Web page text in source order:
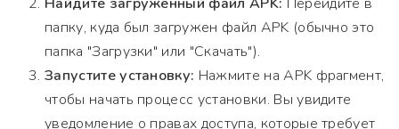
папку, куда был загружен файл APK (обычно это
папка "Загрузки" или "Скачать").
Запустите установку: Нажмите на APK фрагмент,
чтобы начать процесс установки. Вы увидите
уведомление о правах доступа, которые требует